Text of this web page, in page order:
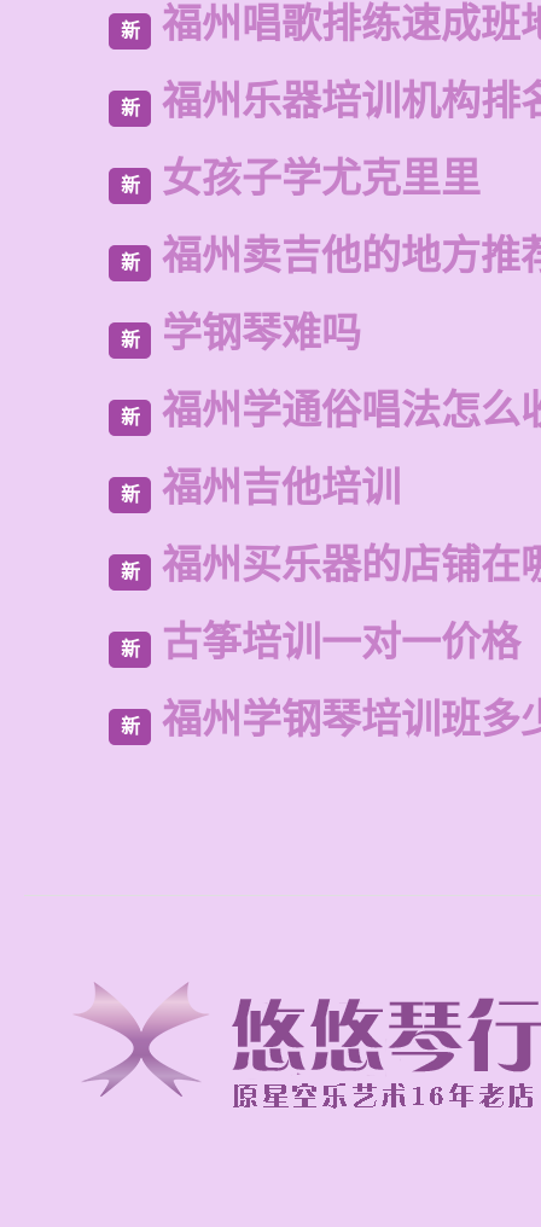
新 福州唱歌排练速成班
新 福州乐器培训机构排
新 女孩子学尤克里里
新 福州卖吉他的地方推
新 学钢琴难吗
新 福州学通俗唱法怎么
新 福州吉他培训
新 福州买乐器的店铺在
新 古筝培训一对一价格
新 福州学钢琴培训班多